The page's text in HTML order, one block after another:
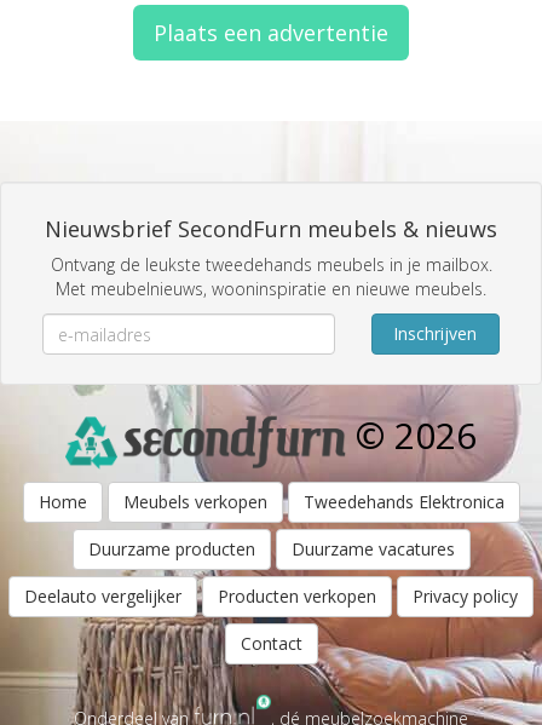
Plaats een advertentie
Nieuwsbrief SecondFurn meubels & nieuws
Ontvang de leukste tweedehands meubels in je mailbox.
Met meubelnieuws, wooninspiratie en nieuwe meubels.
Inschrijven
© 2026
Home Meubels verkopen Tweedehands Elektronica
Duurzame producten Duurzame vacatures
Deelauto vergelijker Producten verkopen Privacy policy
Contact
Onderdeel van , dé meubelzoekmachine